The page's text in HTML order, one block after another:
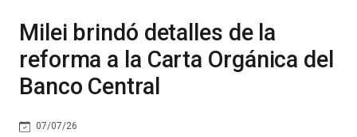
Milei brindó detalles de la
reforma a la Carta Orgánica del
Banco Central
07/07/26